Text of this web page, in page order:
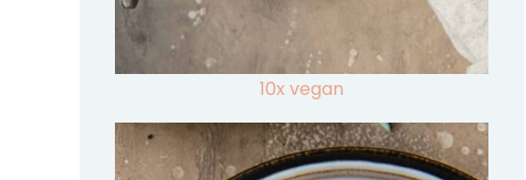
10x vegan